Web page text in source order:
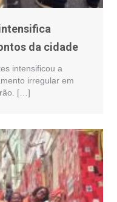
da cidade
intensificou a
irregular em
[…]